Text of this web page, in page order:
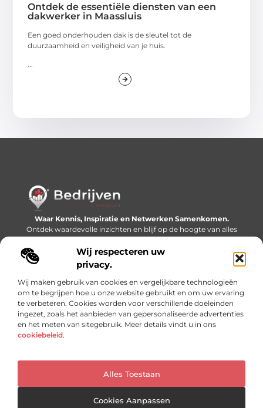
Wij respecteren uw
privacy.
Wij maken gebruik van cookies en vergelijkbare technologieën
om te begrijpen hoe u onze website gebruikt en om uw ervaring
te verbeteren. Cookies worden voor verschillende doeleinden
ingezet, zoals het aanbieden van gepersonaliseerde advertenties
en het meten van sitegebruik. Meer details vindt u in ons
cookiebeleid.
Alles Toestaan
Cookies Aanpassen
Ontdek de essentiële diensten van een
dakwerker in Maassluis
Een goed onderhouden dak is de sleutel tot de
duurzaamheid en veiligheid van je huis.
Waar Kennis, Inspiratie en Netwerken Samenkomen.
Ontdek waardevolle inzichten en blijf op de hoogte van alles
wat er speelt in de wereld.
Bericht categorie
Onze informatie
@2025 www.bedrijventrefpunt.nl. All Right Reserved.